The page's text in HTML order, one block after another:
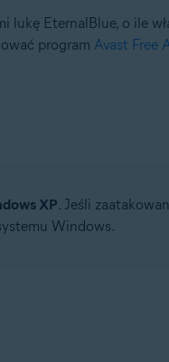
EternalBlue, o ile
program Avast Free
XP. Jeśli
Windows.